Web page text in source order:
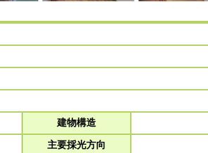
建物構造
主要採光方向